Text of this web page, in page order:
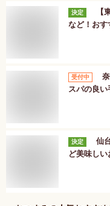
決定
【
など！おす
受付中
スパの良
決定
仙
ど美味しい